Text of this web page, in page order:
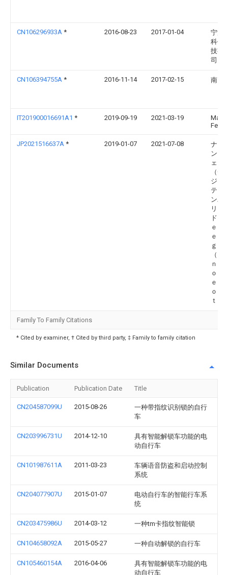
CN106296933A * 2016-08-23 2017-01-04
宁波
科信
技有
司
CN106394755A * 2016-11-14 2017-02-15 南昌
IT201900016691A1 * 2019-09-19 2021-03-19
JP2021516637A * 2019-01-07 2021-07-08
ナイ
ンテ
ェン
（チ
ジョ
テッ
ンパ
リミ
ドＮ
ｅ Ｉ
ｅｌ
ｇｅ
（Ｃ
ｎｇ
ｏｕ
ｅｃ
ｏ．
ｔｄ
Family To Family Citations
* Cited by examiner, † Cited by third party, ‡ Family to family citation
Similar Documents
Publication Publication Date Title
CN204587099U 2015-08-26
一种带指纹识别锁的自行
车
CN203996731U 2014-12-10
具有智能解锁车功能的电
动自行车
CN101987611A 2011-03-23
车辆语音防盗和启动控制
系统
CN204077907U 2015-01-07
电动自行车的智能行车系
统
CN203475986U 2014-03-12 一种tm卡指纹智能锁
CN104658092A 2015-05-27 一种自动解锁的自行车
CN105460154A 2016-04-06
具有智能解锁车功能的电
动自行车